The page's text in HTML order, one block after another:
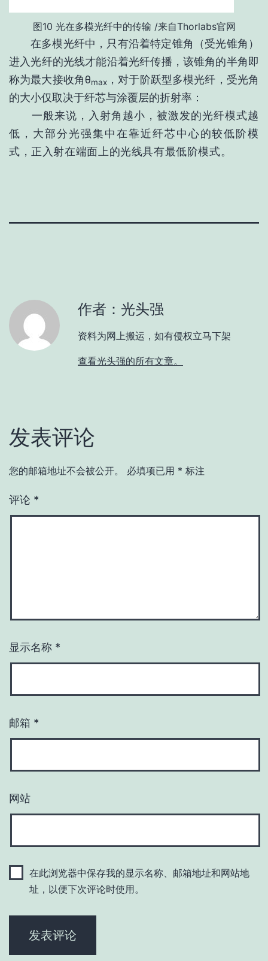
图10 光在多模光纤中的传输 /来自Thorlabs官网
在多模光纤中，只有沿着特定锥角（受光锥角）
进入光纤的光线才能沿着光纤传播，该锥角的半角即
称为最大接收角θmax ，对于阶跃型多模光纤，受光角
的大小仅取决于纤芯与涂覆层的折射率：
一般来说，入射角越小，被激发的光纤模式越
低，大部分光强集中在靠近纤芯中心的较低阶模
式，正入射在端面上的光线具有最低阶模式。
作者：光头强
资料为网上搬运，如有侵权立马下架
查看光头强的所有文章。
发表评论
您的邮箱地址不会被公开。 必填项已用 * 标注
评论 *
显示名称 *
邮箱 *
网站
在此浏览器中保存我的显示名称、邮箱地址和网站地
址，以便下次评论时使用。